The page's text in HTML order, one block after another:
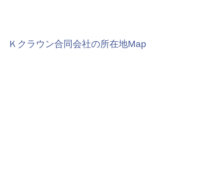
Ｋクラウン合同会社の所在地Map